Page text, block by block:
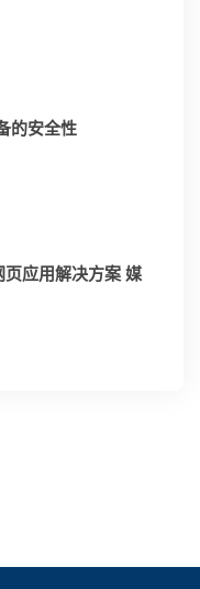
的安全性
应用解决方案 媒